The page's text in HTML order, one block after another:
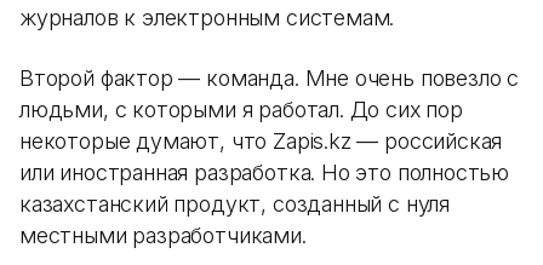
журналов к электронным системам.
Второй фактор — команда. Мне очень повезло с
людьми, с которыми я работал. До сих пор
некоторые думают, что Zapis.kz — российская
или иностранная разработка. Но это полностью
казахстанский продукт, созданный с нуля
местными разработчиками.